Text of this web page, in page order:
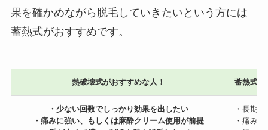
果を確かめながら脱毛していきたいという方には
蓄熱式がおすすめです。
熱破壊式がおすすめな人！ 蓄熱式が
・少ない回数でしっかり効果を出したい
・痛みに強い、もしくは麻酔クリーム使用が前提
・長期
・痛み